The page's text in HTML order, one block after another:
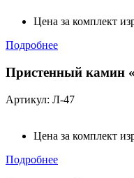
Цена за комплект
Подробнее
Пристенный камин
Артикул: Л-47
Цена за комплект
Подробнее